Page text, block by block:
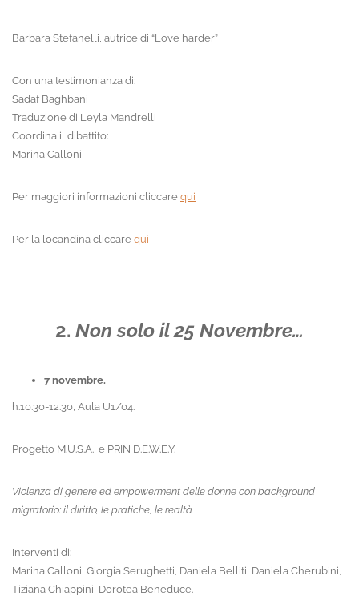
Barbara Stefanelli, autrice di “Love harder”
Con una testimonianza di:
Sadaf Baghbani
Traduzione di Leyla Mandrelli
Coordina il dibattito:
Marina Calloni
Per maggiori informazioni cliccarequi
Per la locandina cliccarequi
2. Non solo il 25 Novembre…
7 novembre.
h.10.30-12.30, Aula U1/04.
Progetto M.U.S.A. e PRIN D.E.W.E.Y.
Violenza di genere ed empowerment delle donne con background
migratorio: il diritto, le pratiche, le realtà
Interventi di:
Marina Calloni, Giorgia Serughetti, Daniela Belliti, Daniela Cherubini,
Tiziana Chiappini, Dorotea Beneduce.